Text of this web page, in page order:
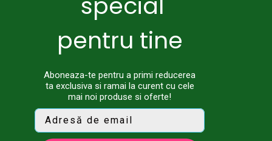
pentru tine
Aboneaza-te pentru a primi reducerea
ta exclusiva si ramai la curent cu cele
mai noi produse si oferte!